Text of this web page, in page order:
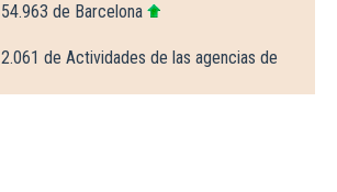
de Barcelona
de Actividades de las agencias de